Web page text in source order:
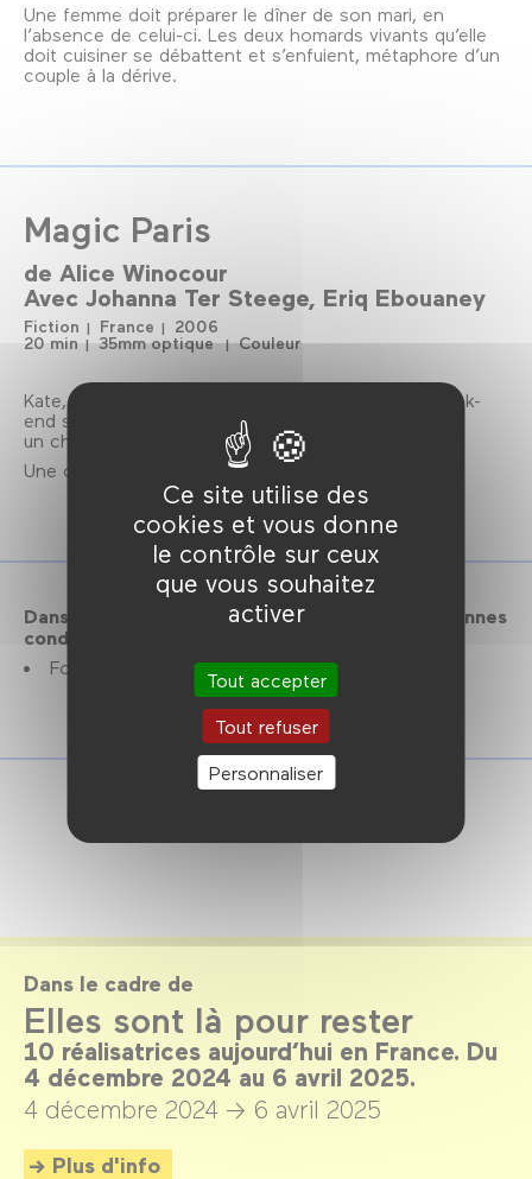
Ce site utilise des
cookies et vous donne
le contrôle sur ceux
que vous souhaitez
activer
Tout accepter
Tout refuser
Personnaliser
Une femme doit préparer le dîner de son mari, en
l’absence de celui-ci. Les deux homards vivants qu’elle
doit cuisiner se débattent et s’enfuient, métaphore d’un
couple à la dérive.
Magic Paris
de Alice Winocour
Avec Johanna Ter Steege Eriq Ebouaney
Fiction France
2006
20 min
35mm optique Couleur
Kate, une étrangère de 40 ans, vient passer un week-
end seule à Paris. Elle y rencontre un homme et
un chien.
Une comédie romantique qui dégénère.
Dans l'impossibilité de vous accueillir dans de bonnes
conditions, la séance est annulée.
Focus Alice Winocour : 29 mars → 6 avril 2025.
Dans le cadre de
Elles sont là pour rester
10 réalisatrices aujourd’hui en France. Du
4 décembre 2024 au 6 avril 2025.
4 décembre 2024 → 6 avril 2025
Plus d'info